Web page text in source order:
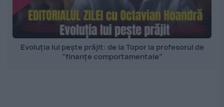
Evoluția lui pește prăjit: de la Topor la profesorul de
”finanțe comportamentale”